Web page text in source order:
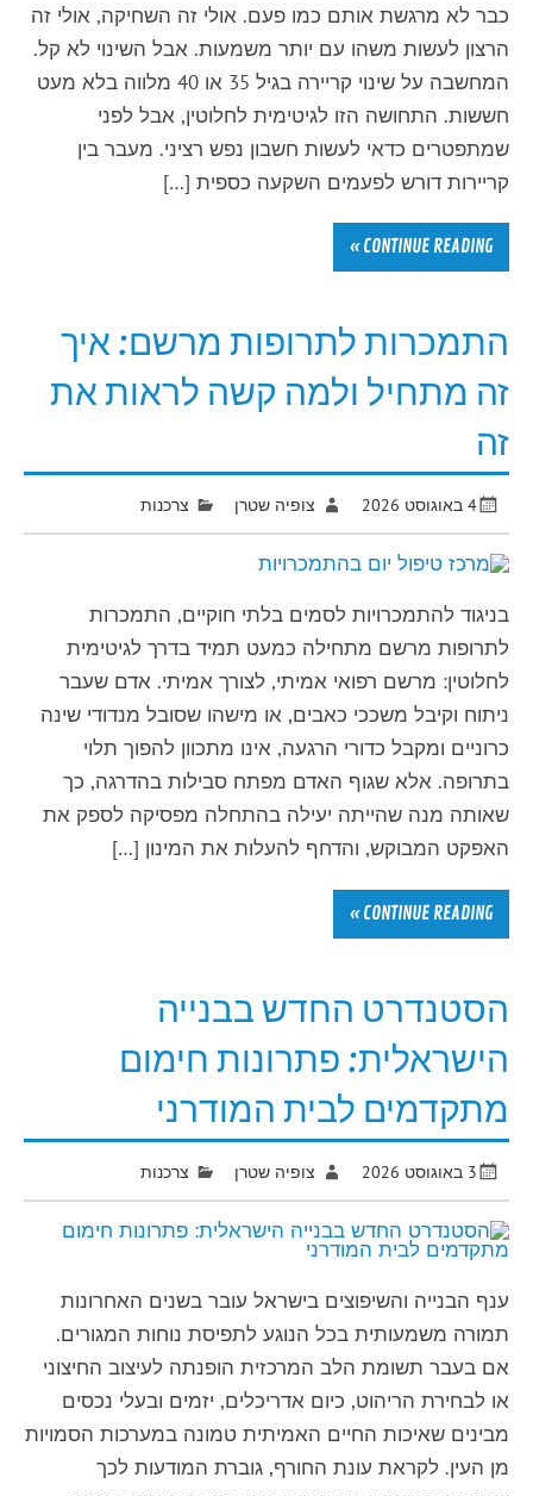
כבר לא מרגשת אותם כמו פעם. אולי זה השחיקה, אולי זה
הרצון לעשות משהו עם יותר משמעות. אבל השינוי לא קל.
המחשבה על שינוי קריירה בגיל 35 או 40 מלווה בלא מעט
חששות. התחושה הזו לגיטימית לחלוטין, אבל לפני
שמתפטרים כדאי לעשות חשבון נפש רציני. מעבר בין
קריירות דורש לפעמים השקעה כספית […]
CONTINUE READING »
התמכרות לתרופות מרשם: איך
זה מתחיל ולמה קשה לראות את
זה
4 באוגוסט 2026 צופיה שטרן צרכנות
בניגוד להתמכרויות לסמים בלתי חוקיים, התמכרות
לתרופות מרשם מתחילה כמעט תמיד בדרך לגיטימית
לחלוטין: מרשם רפואי אמיתי, לצורך אמיתי. אדם שעבר
ניתוח וקיבל משככי כאבים, או מישהו שסובל מנדודי שינה
כרוניים ומקבל כדורי הרגעה, אינו מתכוון להפוך תלוי
בתרופה. אלא שגוף האדם מפתח סבילות בהדרגה, כך
שאותה מנה שהייתה יעילה בהתחלה מפסיקה לספק את
האפקט המבוקש, והדחף להעלות את המינון […]
CONTINUE READING »
הסטנדרט החדש בבנייה
הישראלית: פתרונות חימום
מתקדמים לבית המודרני
3 באוגוסט 2026 צופיה שטרן צרכנות
ענף הבנייה והשיפוצים בישראל עובר בשנים האחרונות
תמורה משמעותית בכל הנוגע לתפיסת נוחות המגורים.
אם בעבר תשומת הלב המרכזית הופנתה לעיצוב החיצוני
או לבחירת הריהוט, כיום אדריכלים, יזמים ובעלי נכסים
מבינים שאיכות החיים האמיתית טמונה במערכות הסמויות
מן העין. לקראת עונת החורף, גוברת המודעות לכך